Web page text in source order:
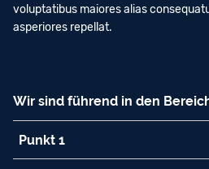
voluptatibus maiores alias
asperiores repellat.
Wir sind führend in den
Punkt 1